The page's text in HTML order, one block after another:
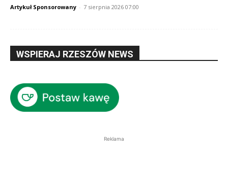
Artykuł Sponsorowany - 7 sierpnia 2026 07:00
WSPIERAJ RZESZÓW NEWS
Reklama